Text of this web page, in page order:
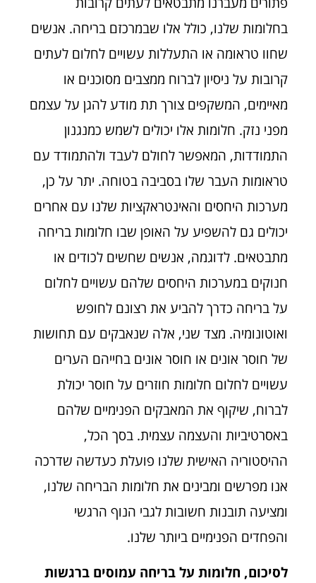
בחלומות שלנו, כולל אלו שבמרכזם בריחה. אנשים
שחוו טראומה או התעללות עשויים לחלום לעתים
קרובות על ניסיון לברוח ממצבים מסוכנים או
מאיימים, המשקפים צורך תת מודע להגן על עצמם
מפני נזק. חלומות אלו יכולים לשמש כמנגנון
התמודדות, המאפשר לחולם לעבד ולהתמודד עם
טראומות העבר שלו בסביבה בטוחה. יתר על כן,
מערכות היחסים והאינטראקציות שלנו עם אחרים
יכולים גם להשפיע על האופן שבו חלומות בריחה
מתבטאים. לדוגמה, אנשים שחשים לכודים או
חנוקים במערכות היחסים שלהם עשויים לחלום
על בריחה כדרך להביע את רצונם לחופש
ואוטונומיה. מצד שני, אלה שנאבקים עם תחושות
של חוסר אונים או חוסר אונים בחייהם הערים
עשויים לחלום חלומות חוזרים על חוסר יכולת
לברוח, שיקוף את המאבקים הפנימיים שלהם
באסרטיביות והעצמה עצמית. בסך הכל,
ההיסטוריה האישית שלנו פועלת כעדשה שדרכה
אנו מפרשים ומבינים את חלומות הבריחה שלנו,
ומציעה תובנות חשובות לגבי הנוף הרגשי
והפחדים הפנימיים ביותר שלנו.
לסיכום, חלומות על בריחה עמוסים ברגשות